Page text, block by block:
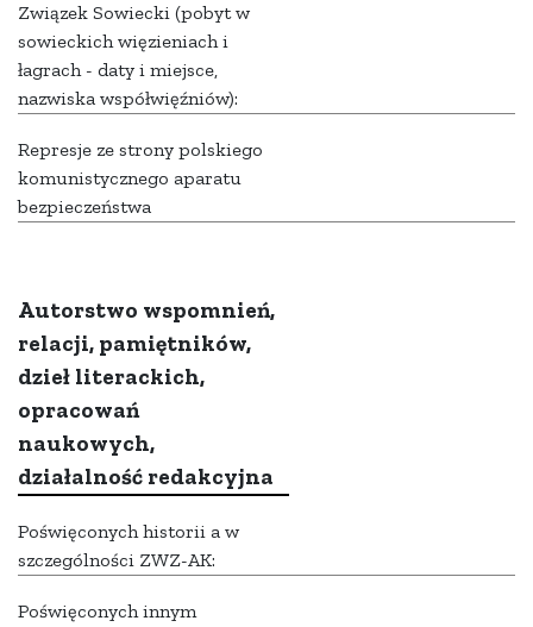
Związek Sowiecki (pobyt w
sowieckich więzieniach i
łagrach - daty i miejsce,
nazwiska współwięźniów):
Represje ze strony polskiego
komunistycznego aparatu
bezpieczeństwa
Autorstwo wspomnień,
relacji, pamiętników,
dzieł literackich,
opracowań
naukowych,
działalność redakcyjna
Poświęconych historii a w
szczególności ZWZ-AK:
Poświęconych innym